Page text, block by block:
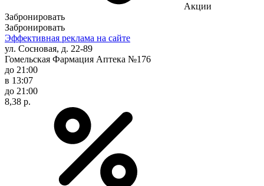
Акции
Забронировать
Забронировать
Эффективная реклама на сайте
ул. Сосновая, д. 22-89
Гомельская Фармация Аптека №176
до 21:00
в 13:07
до 21:00
8,38 р.